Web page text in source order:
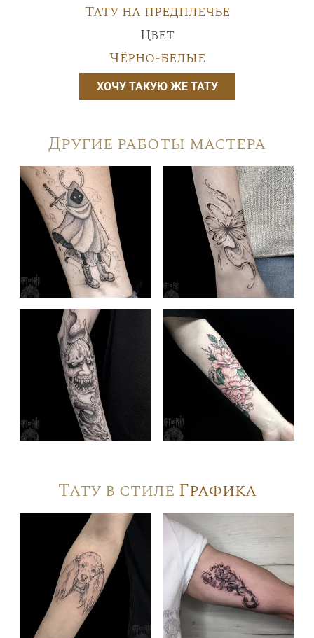
Тату на предплечье
Цвет
Чёрно-белые
ХОЧУ ТАКУЮ ЖЕ ТАТУ
Другие работы мастера
Тату в стиле Графика